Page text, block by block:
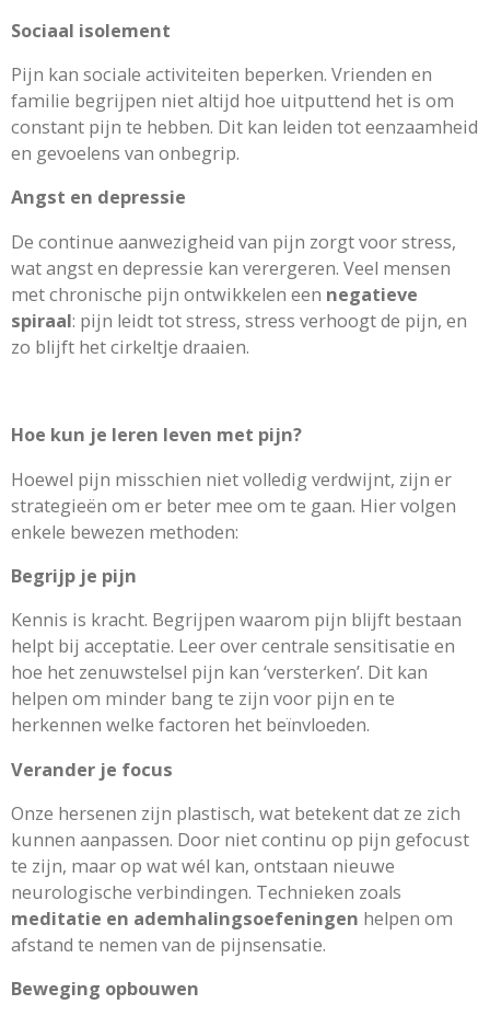
Sociaal isolement
Pijn kan sociale activiteiten beperken. Vrienden en
familie begrijpen niet altijd hoe uitputtend het is om
constant pijn te hebben. Dit kan leiden tot eenzaamheid
en gevoelens van onbegrip.
Angst en depressie
De continue aanwezigheid van pijn zorgt voor stress,
wat angst en depressie kan verergeren. Veel mensen
met chronische pijn ontwikkelen een negatieve
spiraal: pijn leidt tot stress, stress verhoogt de pijn, en
zo blijft het cirkeltje draaien.
Hoe kun je leren leven met pijn?
Hoewel pijn misschien niet volledig verdwijnt, zijn er
strategieën om er beter mee om te gaan. Hier volgen
enkele bewezen methoden:
Begrijp je pijn
Kennis is kracht. Begrijpen waarom pijn blijft bestaan
helpt bij acceptatie. Leer over centrale sensitisatie en
hoe het zenuwstelsel pijn kan ‘versterken’. Dit kan
helpen om minder bang te zijn voor pijn en te
herkennen welke factoren het beïnvloeden.
Verander je focus
Onze hersenen zijn plastisch, wat betekent dat ze zich
kunnen aanpassen. Door niet continu op pijn gefocust
te zijn, maar op wat wél kan, ontstaan nieuwe
neurologische verbindingen. Technieken zoals
meditatie en ademhalingsoefeningen helpen om
afstand te nemen van de pijnsensatie.
Beweging opbouwen